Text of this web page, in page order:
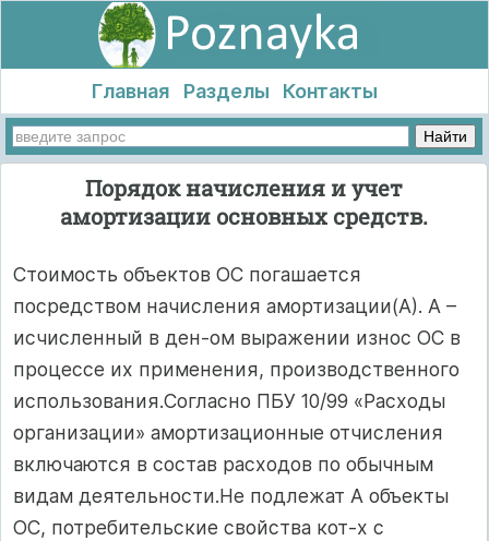
Главная Разделы Контакты
Порядок начисления и учет
амортизации основных средств.
Стоимость объектов ОС погашается
посредством начисления амортизации(А). А –
исчисленный в ден-ом выражении износ ОС в
процессе их применения, производственного
использования.Согласно ПБУ 10/99 «Расходы
организации» амортизационные отчисления
включаются в состав расходов по обычным
видам деятельности.Не подлежат А объекты
ОС, потребительские свойства кот-х с